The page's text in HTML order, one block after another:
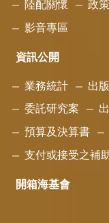
陸配關懷 政
影音專區
資訊公開
業務統計 出
委託研究案
預算及決算書
支付或接受之補
開箱海基會